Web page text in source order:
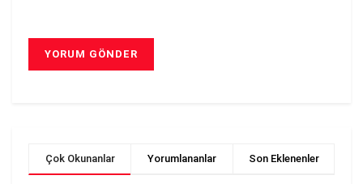
Çok Okunanlar Yorumlananlar Son Eklenenler